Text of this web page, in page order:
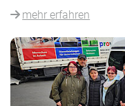
mehr erfahren